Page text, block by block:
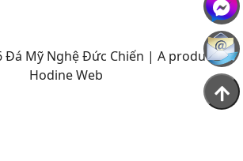
Đá Mỹ Nghệ Đức Chiến | A product by
Hodine Web